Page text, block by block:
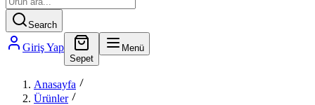
Search
Giriş Yap
Sepet
Menü
Anasayfa
Ürünler